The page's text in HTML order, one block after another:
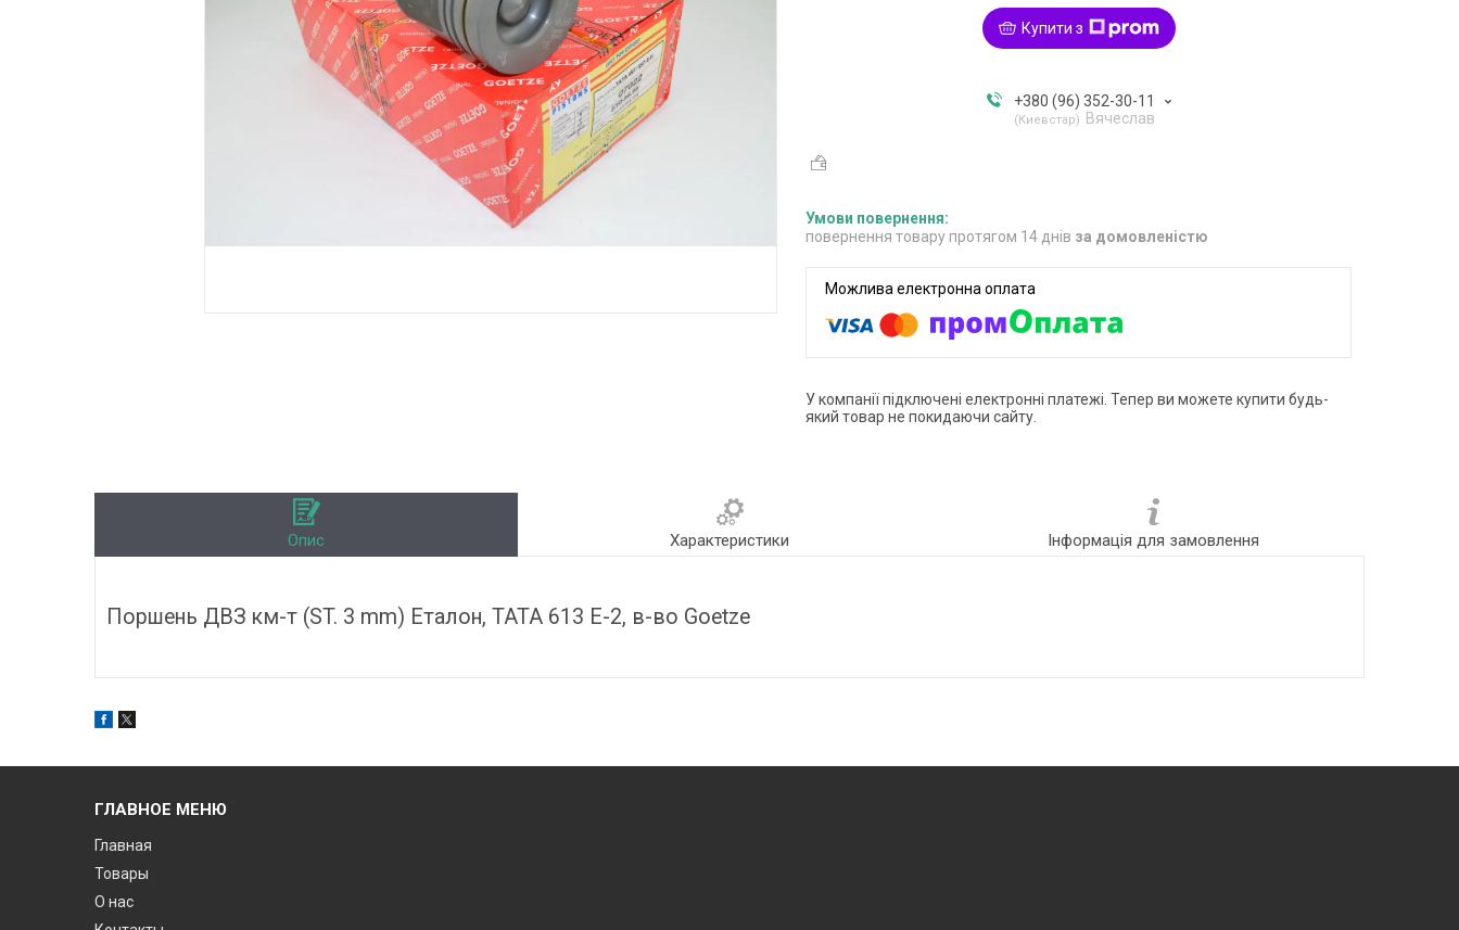
Купити з
+380 (96) 352-30-11
Киевстар Вячеслав
повернення товару протягом 14 днів за домовленістю
У компанії підключені електронні платежі. Тепер ви можете купити будь-
який товар не покидаючи сайту.
Опис Характеристики Інформація для замовлення
Поршень ДВЗ км-т (ST. 3 mm) Еталон, ТАТА 613 Е-2, в-во Goetze
ГЛАВНОЕ МЕНЮ
Главная
Товары
О нас